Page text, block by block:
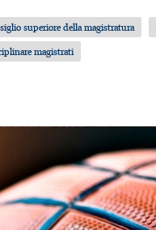
superiore della magistratura
magistrati